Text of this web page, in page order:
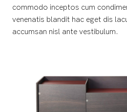
commodo inceptos cum
venenatis blandit hac eget dis
accumsan nisl ante vestibulum.